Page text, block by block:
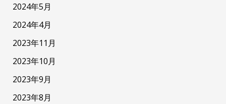
2024年5月
2024年4月
2023年11月
2023年10月
2023年9月
2023年8月